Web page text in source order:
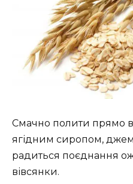
Смачно полити прямо в
ягідним сиропом,
радиться поєднання
вівсянки.